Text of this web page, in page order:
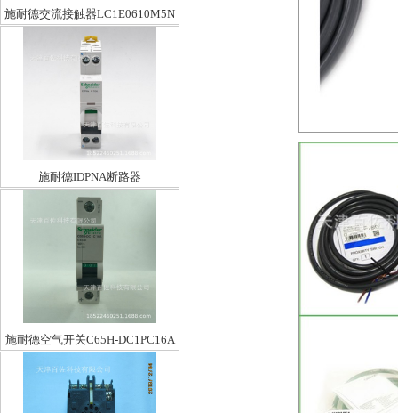
施耐德交流接触器LC1E0610M5N
施耐德IDPNA断路器
IDPNA1P+NC10A
施耐德空气开关C65H-DC1PC16A